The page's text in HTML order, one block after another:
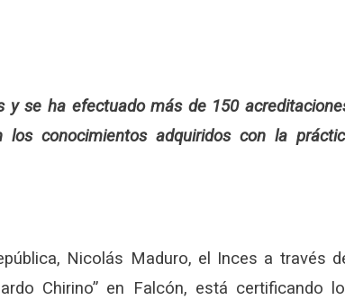
se ha efectuado más de 150
conocimientos adquiridos con la
Nicolás Maduro, el Inces a través
Chirino” en Falcón, está certificando